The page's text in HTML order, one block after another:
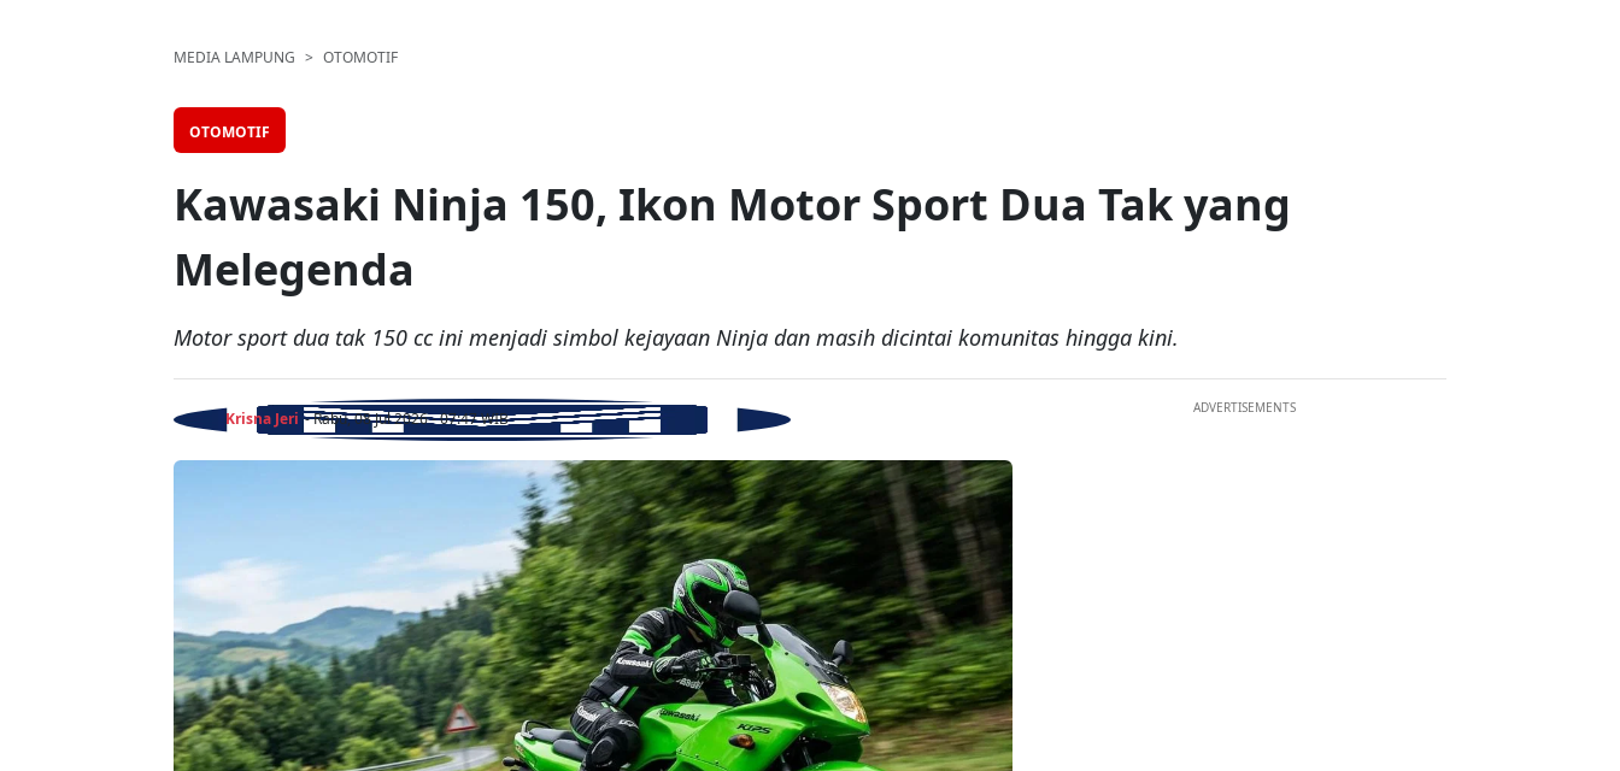
MEDIA LAMPUNG OTOMOTIF
OTOMOTIF
Kawasaki Ninja 150, Ikon Motor Sport Dua Tak yang
Melegenda
Motor sport dua tak 150 cc ini menjadi simbol kejayaan Ninja dan masih dicintai komunitas hingga kini.
Krisna Jeri - Rabu, 08 Jul 2026 - 07:47 WIB
ADVERTISEMENTS